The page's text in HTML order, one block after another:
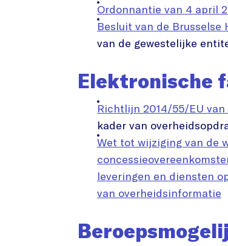
Ordonnantie van 4 april
Besluit van de
van de gewestelijke
Elektronische
Richtlijn 2014/55/EU van
kader van
Wet tot wijziging van de
leveringen en diensten
van overheidsinformatie